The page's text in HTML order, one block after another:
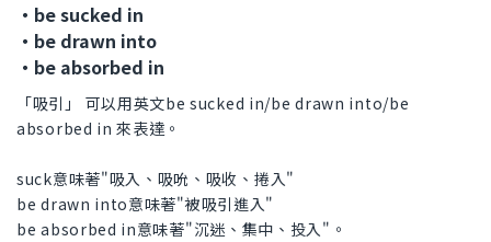
・be sucked in
・be drawn into
・be absorbed in
「吸引」 可以用英文be sucked in/be drawn into/be
absorbed in 來表達。
suck意味著"吸入、吸吮、吸收、捲入"
be drawn into意味著"被吸引進入"
be absorbed in意味著"沉迷、集中、投入"。